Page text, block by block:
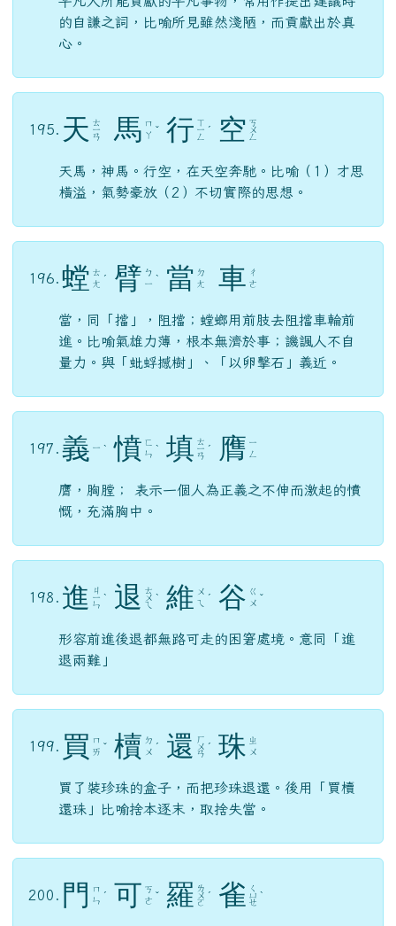
的自謙之詞，比喻所見雖然淺陋，而貢獻出於真
心。
195. 天 ㄊ
ㄧ
ㄢ 馬 ㄇ
ㄚ ˇ 行 ㄒ
ㄧ
ㄥ
ˊ 空 ㄎ
ㄨ
ㄥ
天馬，神馬。行空，在天空奔馳。比喻（1）才思
橫溢，氣勢豪放（2）不切實際的思想。
196. 螳 ㄊ
ㄤ ˊ 臂 ㄅ
ㄧ ˋ 當 ㄉ
ㄤ
車 ㄔ
ㄜ
當，同「擋」，阻擋；螳螂用前肢去阻擋車輪前
進。比喻氣雄力薄，根本無濟於事；譏諷人不自
量力。與「蚍蜉撼樹」、「以卵擊石」義近。
197. 義 ㄧ ˋ 憤 ㄈ
ㄣ ˋ 填 ㄊ
ㄧ
ㄢ
ˊ 膺 ㄧ
ㄥ
膺，胸膛； 表示一個人為正義之不伸而激起的憤
慨，充滿胸中。
198. 進 ㄐ
ㄧ
ㄣ
ˋ 退 ㄊ
ㄨ
ㄟ
ˋ 維 ㄨ
ㄟ
ˊ 谷 ㄍ
ㄨ ˇ
形容前進後退都無路可走的困窘處境。意同「進
退兩難」
199. 買 ㄇ
ㄞ ˇ 櫝 ㄉ
ㄨ ˊ 還 ㄏ
ㄨ
ㄢ
ˊ 珠 ㄓ
ㄨ
買了裝珍珠的盒子，而把珍珠退還。後用「買櫝
還珠」比喻捨本逐末，取捨失當。
200. 門
ㄇ
ㄣ ˊ 可 ㄎ
ㄜ ˇ 羅 ㄌ
ㄨ
ㄛ
ˊ 雀 ㄑ
ㄩ
ㄝ
ˋ